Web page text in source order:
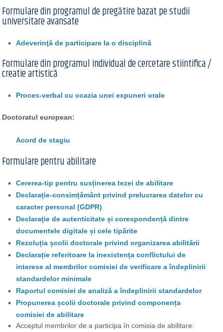
Formulare din programul de pregătire bazat pe studii
universitare avansate
Adeverinţă de participare la o disciplină
Formulare din programul individual de cercetare stiintifica /
creatie artistică
Proces-verbal cu ocazia unei expuneri orale
Doctoratul european:
Acord de stagiu
Formulare pentru abilitare
Cererea-tip pentru susținerea tezei de abilitare
Declarație-consimțământ privind prelucrarea datelor cu
caracter personal (GDPR)
Declarație de autenticitate și corespondență dintre
documentele digitale și cele tipărite
Rezoluția școlii doctorale privind organizarea abilitării
Declarație referitoare la inexistența conflictului de
interese al membrilor comisiei de verificare a îndeplinirii
standardelor minimale
Raportul comisiei de analiză a îndeplinirii standardelor
Propunerea școlii doctorale privind componența
comisiei de abilitare
Acceptul membrilor de a participa în comisia de abilitare: